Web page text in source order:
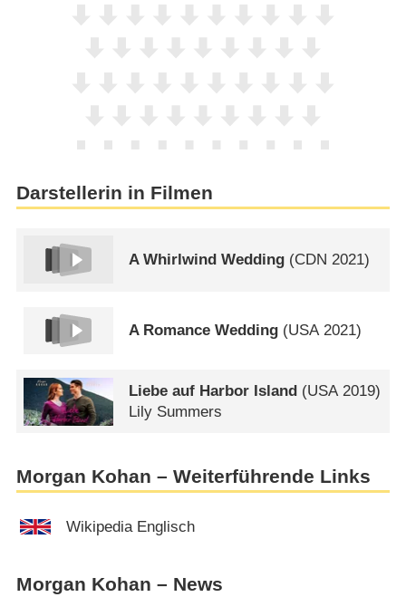
Darstellerin in Filmen
A Whirlwind Wedding (CDN 2021)
A Romance Wedding (USA2021)
Liebe auf Harbor Island (USA2019)
Lily Summers
Morgan Kohan – Weiterführende Links
Wikipedia Englisch
Morgan Kohan – News